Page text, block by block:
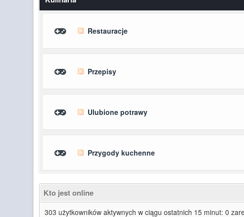
Restauracje
Przepisy
Ulubione potrawy
Przygody kuchenne
Kto jest online
303 użytkowników aktywnych w ciągu ostatnich 15 minut: 0